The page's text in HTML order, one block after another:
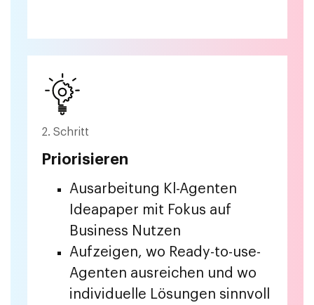
2. Schritt
Priorisieren
Ausarbeitung Kl-Agenten
Ideapaper mit Fokus auf
Business Nutzen
Aufzeigen, wo Ready-to-use-
Agenten ausreichen und wo
individuelle Lösungen sinnvoll